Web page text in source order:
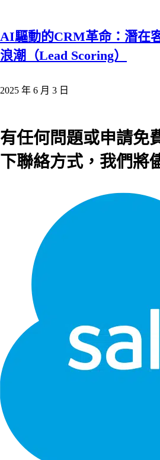
AI驅動的CRM革命：潛在
浪潮（Lead Scoring）
2025 年 6 月 3 日
有任何問題或申請免
下聯絡方式，我們將